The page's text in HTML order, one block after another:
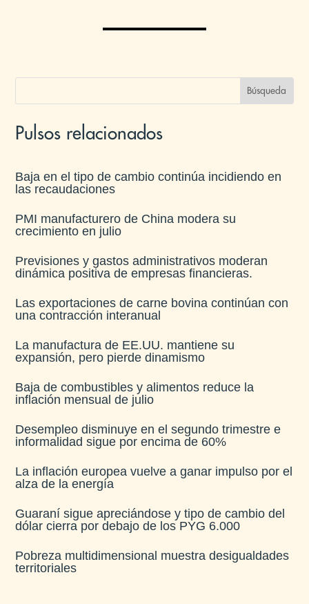
Pulsos relacionados
Baja en el tipo de cambio continúa incidiendo en
las recaudaciones​
PMI manufacturero de China modera su
crecimiento en julio​
Previsiones y gastos administrativos moderan
dinámica positiva de empresas financieras​.
Las exportaciones de carne bovina continúan con
una contracción interanual
La manufactura de EE.UU. mantiene su
expansión, pero pierde dinamismo
Baja de combustibles y alimentos reduce la
inflación mensual de julio​
Desempleo disminuye en el segundo trimestre e
informalidad sigue por encima de 60%
La inflación europea vuelve a ganar impulso por el
alza de la energía
Guaraní sigue apreciándose y tipo de cambio del
dólar cierra por debajo de los PYG 6.000
Pobreza multidimensional muestra desigualdades
territoriales